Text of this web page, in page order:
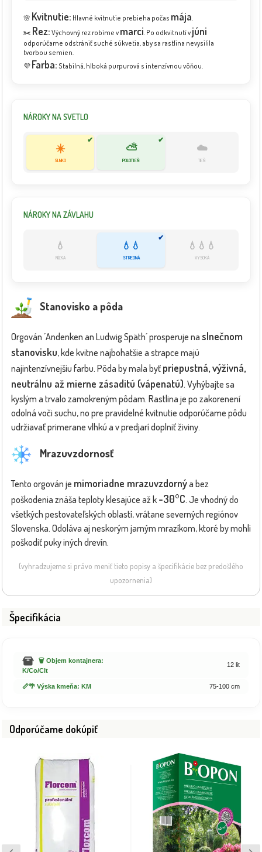
🌸 Kvitnutie: Hlavné kvitnutie prebieha počas mája.
✂️ Rez: Výchovný rez robíme v marci. Po odkvitnutí v júni
odporúčame odstrániť suché súkvetia, aby sa rastlina nevysilila
tvorbou semien.
💜 Farba: Stabilná, hlboká purpurová s intenzívnou vôňou.
NÁROKY NA SVETLO
✔
☀️
SLNKO
✔
⛅
POLOTIEŇ
☁️
TIEŇ
NÁROKY NA ZÁVLAHU
💧
NÍZKA
✔
💧💧
STREDNÁ
💧💧💧
VYSOKÁ
Stanovisko a pôda
Orgován ´Andenken an Ludwig Späth´ prosperuje na slnečnom
stanovisku, kde kvitne najbohatšie a strapce majú
najintenzívnejšiu farbu. Pôda by mala byť priepustná, výživná,
neutrálnu až mierne zásaditú (vápenatú). Vyhýbajte sa
kyslým a trvalo zamokreným pôdam. Rastlina je po zakorenení
odolná voči suchu, no pre pravidelné kvitnutie odporúčame pôdu
udržiavať primerane vlhkú a v predjarí doplniť živiny.
Mrazuvzdornosť
Tento orgován je mimoriadne mrazuvzdornýa bez
poškodenia znáša teploty klesajúce až k -30°C. Je vhodný do
všetkých pestovateľských oblastí, vrátane severných regiónov
Slovenska. Odoláva aj neskorým jarným mrazíkom, ktoré by mohli
poškodiť puky iných drevín.
(vyhradzujeme si právo meniť tieto popisy a špecifikácie bez predošlého
upozornenia)
Špecifikácia
🗑️ Objem kontajnera:
K/Co/Clt
12 lit
📏🌴 Výska kmeňa: KM 75-100 cm
Odporúčame dokúpiť